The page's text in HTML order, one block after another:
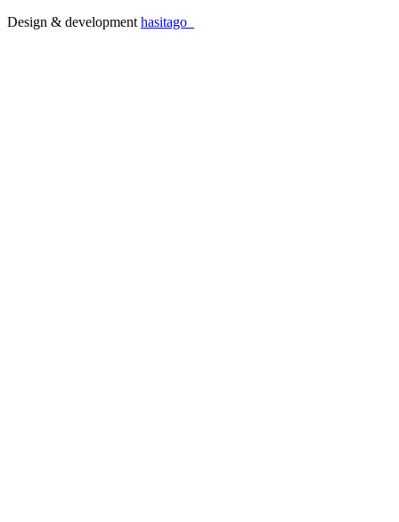
Design & development hasitago_